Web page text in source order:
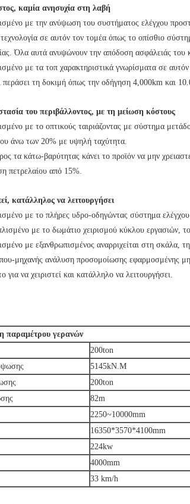
καμία ανησυχία στη λαβή
με την ανύψωση του συστήματος ελέγχου
τεχνολογία σε αυτόν τον τομέα όπως το οπίσθιο
Όλα αυτά ανυψώνουν την απόδοση ασφάλειάς του
με τα τοπ χαρακτηριστικά γνωρίσματα σε
περάσει τη δοκιμή όπως την οδήγηση 4,000km και
του περιβάλλοντος, με τη μείωση κόστους
με το οπτικούς ταιριάζοντας με σύστημα
άνω των 20% με υψηλή ταχύτητα.
τα κάτω-βαρύτητας κάνει το προϊόν να μην
πετρελαίου από 15%.
κατάλληλος να λειτουργήσει
με το πλήρες υδρο-οδηγώντας σύστημα
με το δωμάτιο χειρισμού κύκλου εργασιών,
με εξανθρωπισμένος αναρριχείται στη
μηχανής ανάλυση προσομοίωσης εφαρμοσμένης
για να χειριστεί και κατάλληλο να λειτουργήσει.
παραμέτρου γερανών
200ton
5145kN.M
200ton
82m
2250~10000mm
16350*3570*4100mm
224kw
4000mm
33 km/h